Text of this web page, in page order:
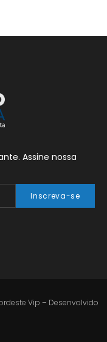
Assine nossa
Inscreva-se
Vip – Desenvolvido